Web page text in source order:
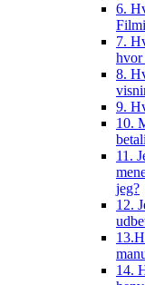
6.
7.
hvor
8.
9.
10.
11.
jeg?
12.
14.